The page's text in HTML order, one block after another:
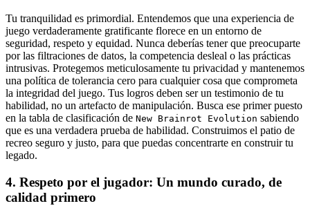
Tu tranquilidad es primordial. Entendemos que una experiencia de
juego verdaderamente gratificante florece en un entorno de
seguridad, respeto y equidad. Nunca deberías tener que preocuparte
por las filtraciones de datos, la competencia desleal o las prácticas
intrusivas. Protegemos meticulosamente tu privacidad y mantenemos
una política de tolerancia cero para cualquier cosa que comprometa
la integridad del juego. Tus logros deben ser un testimonio de tu
habilidad, no un artefacto de manipulación. Busca ese primer puesto
en la tabla de clasificación de New Brainrot Evolution sabiendo
que es una verdadera prueba de habilidad. Construimos el patio de
recreo seguro y justo, para que puedas concentrarte en construir tu
legado.
4. Respeto por el jugador: Un mundo curado, de
calidad primero